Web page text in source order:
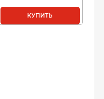
КУПИТЬ